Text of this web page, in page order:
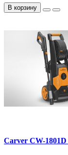
В корзину
Carver CW-